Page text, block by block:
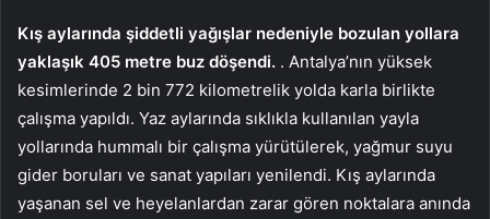
Kış aylarında şiddetli yağışlar nedeniyle bozulan yollara
yaklaşık 405 metre buz döşendi. . Antalya’nın yüksek
kesimlerinde 2 bin 772 kilometrelik yolda karla birlikte
çalışma yapıldı. Yaz aylarında sıklıkla kullanılan yayla
yollarında hummalı bir çalışma yürütülerek, yağmur suyu
gider boruları ve sanat yapıları yenilendi. Kış aylarında
yaşanan sel ve heyelanlardan zarar gören noktalara anında